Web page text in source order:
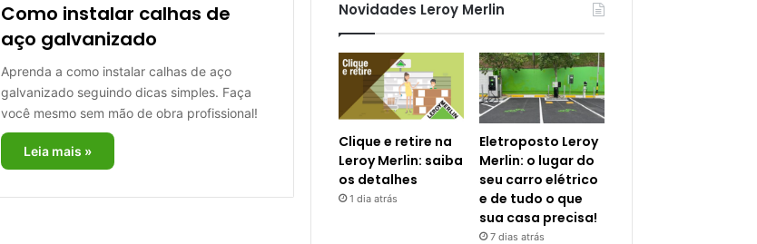
Como instalar calhas de
aço galvanizado
Aprenda a como instalar calhas de aço
galvanizado seguindo dicas simples. Faça
você mesmo sem mão de obra profissional!
Leia mais »
Novidades Leroy Merlin
Clique e retire na
Leroy Merlin: saiba
os detalhes
1 dia atrás
Eletroposto Leroy
Merlin: o lugar do
seu carro elétrico
e de tudo o que
sua casa precisa!
7 dias atrás